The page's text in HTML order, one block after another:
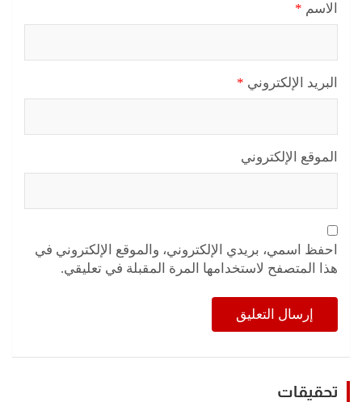
الاسم *
البريد الإلكتروني *
الموقع الإلكتروني
احفظ اسمي، بريدي الإلكتروني، والموقع الإلكتروني في
هذا المتصفح لاستخدامها المرة المقبلة في تعليقي.
تحقيقات